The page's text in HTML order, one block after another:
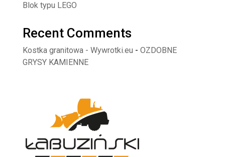
Blok typu LEGO
Recent Comments
Kostka granitowa - Wywrotki.eu - OZDOBNE
GRYSY KAMIENNE